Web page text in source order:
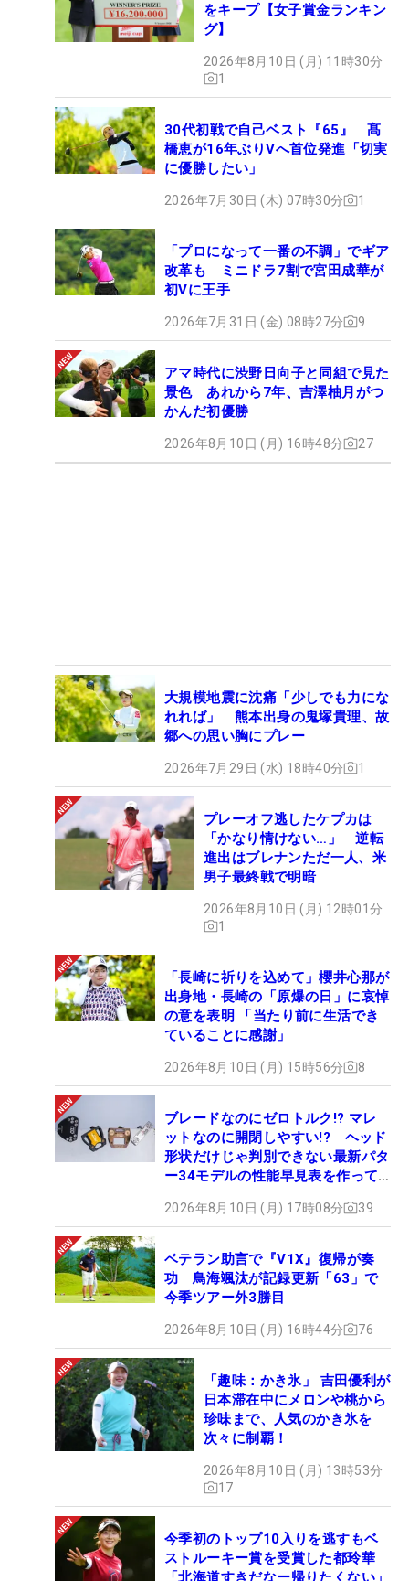
をキープ【女子賞金ランキン
グ】
2026年8月10日 (月) 11時30分
1
30代初戦で自己ベスト『65』 髙
橋恵が16年ぶりVへ首位発進「切実
に優勝したい」
2026年7月30日 (木) 07時30分 1
「プロになって一番の不調」でギア
改革も ミニドラ7割で宮田成華が
初Vに王手
2026年7月31日 (金) 08時27分 9
アマ時代に渋野日向子と同組で見た
景色 あれから7年、吉澤柚月がつ
かんだ初優勝
2026年8月10日 (月) 16時48分 27
大規模地震に沈痛「少しでも力にな
れれば」 熊本出身の鬼塚貴理、故
郷への思い胸にプレー
2026年7月29日 (水) 18時40分 1
プレーオフ逃したケプカは
「かなり情けない…」 逆転
進出はブレナンただ一人、米
男子最終戦で明暗
2026年8月10日 (月) 12時01分
1
「長崎に祈りを込めて」櫻井心那が
出身地・長崎の「原爆の日」に哀悼
の意を表明 「当たり前に生活でき
ていることに感謝」
2026年8月10日 (月) 15時56分 8
ブレードなのにゼロトルク!? マレ
ットなのに開閉しやすい!? ヘッド
形状だけじゃ判別できない最新パタ
ー34モデルの性能早見表を作って
2026年8月10日 (月) 17時08分 39
ベテラン助言で『V1X』復帰が奏
功 鳥海颯汰が記録更新「63」で
今季ツアー外3勝目
2026年8月10日 (月) 16時44分 76
「趣味：かき氷」 吉田優利が
日本滞在中にメロンや桃から
珍味まで、人気のかき氷を
次々に制覇！
2026年8月10日 (月) 13時53分
17
今季初のトップ10入りを逃すもベ
ストルーキー賞を受賞した都玲華
「北海道すきだなー帰りたくない」